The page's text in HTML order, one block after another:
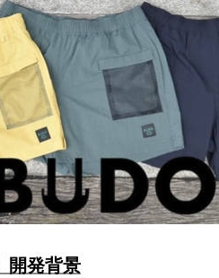
開発背景